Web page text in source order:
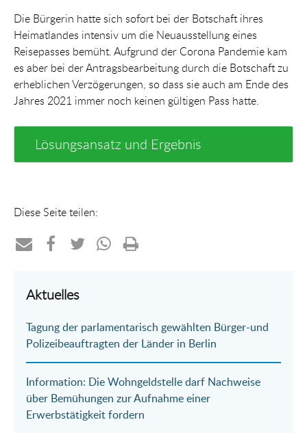
Die Bürgerin hatte sich sofort bei der Botschaft ihres
Heimatlandes intensiv um die Neuausstellung eines
Reisepasses bemüht. Aufgrund der Corona Pandemie kam
es aber bei der Antragsbearbeitung durch die Botschaft zu
erheblichen Verzögerungen, so dass sie auch am Ende des
Jahres 2021 immer noch keinen gültigen Pass hatte.
Lösungsansatz und Ergebnis
Diese Seite teilen:
per
Mail
auf
Aktuelles
Tagung der parlamentarisch gewählten Bürger-und
Polizeibeauftragten der Länder in Berlin
Information: Die Wohngeldstelle darf Nachweise
über Bemühungen zur Aufnahme einer
Erwerbstätigkeit fordern